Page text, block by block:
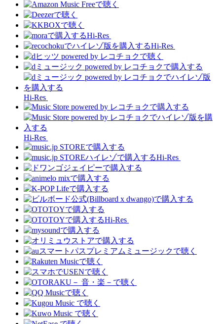
Hi-Res
Hi-Res
Hi-Res
Hi-Res
Hi-Res
Hi-Res